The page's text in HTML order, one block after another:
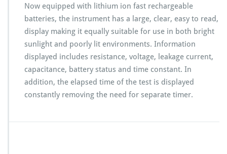
格
Now equipped with lithium ion fast rechargeable
batteries, the instrument has a large, clear, easy to read,
display making it equally suitable for use in both bright
sunlight and poorly lit environments. Information
displayed includes resistance, voltage, leakage current,
capacitance, battery status and time constant. In
addition, the elapsed time of the test is displayed
constantly removing the need for separate timer.